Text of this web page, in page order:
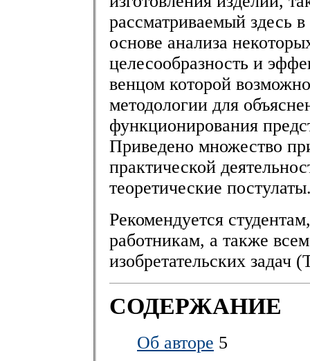
рассматриваемый здесь
основе анализа
целесообразность и
венцом которой
методологии для
функционирования
Приведено множество
практической
теоретические
Рекомендуется
работникам, а также
изобретательских задач
СОДЕРЖАНИЕ
Об авторе 5